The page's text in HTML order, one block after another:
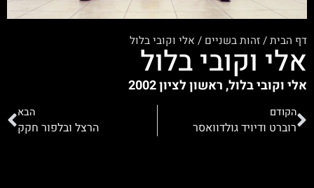
דף הבית/זהות בשניים / אלי וקובי בלול
אלי וקובי בלול
אלי וקובי בלול, ראשון לציון 2002
הקודם
רוברט ודיויד גולדוואסר
הבא
הרצל ובלפור חקק